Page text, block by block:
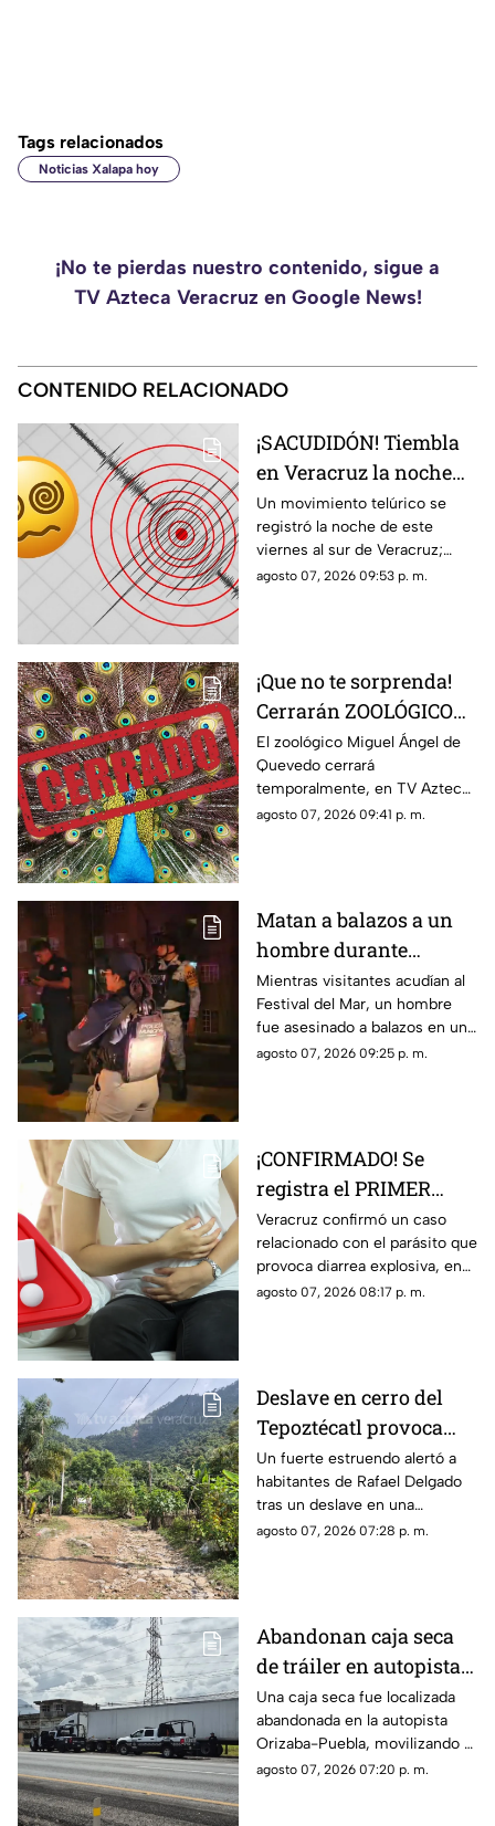
Tags relacionados
Noticias Xalapa hoy
¡No te pierdas nuestro contenido, sigue a
TV Azteca Veracruz en Google News!
CONTENIDO RELACIONADO
¡SACUDIDÓN! Tiembla
en Veracruz la noche
de HOY viernes 7 de
agosto del 2026; ¿cuál
fue la magnitud y
epicentro?
Un movimiento telúrico se
registró la noche de este
viernes al sur de Veracruz;
habitantes de la zona pudieron
agosto 07, 2026 09:53 p. m.
¡Que no te sorprenda!
Cerrarán ZOOLÓGICO
en Veracruz; ¿será
definitivo?
El zoológico Miguel Ángel de
Quevedo cerrará
temporalmente, en TV Azteca
Veracruz te contamos los
agosto 07, 2026 09:41 p. m.
Matan a balazos a un
hombre durante
inauguración del
Festival del Mar en
Coatzacoalcos
Mientras visitantes acudían al
Festival del Mar, un hombre
fue asesinado a balazos en una
colonia de Coatzacoalcos, en
agosto 07, 2026 09:25 p. m.
¡CONFIRMADO! Se
registra el PRIMER
CASO de ‘diarrea
explosiva’ en Veracruz;
esto sabemos
Veracruz confirmó un caso
relacionado con el parásito que
provoca diarrea explosiva, en
TV Azteca Veracruz te
agosto 07, 2026 08:17 p. m.
Deslave en cerro del
Tepoztécatl provoca
estruendo y preocupa a
familias; ¿hay heridos?
Un fuerte estruendo alertó a
habitantes de Rafael Delgado
tras un deslave en una
montaña, mientras familias
agosto 07, 2026 07:28 p. m.
Abandonan caja seca
de tráiler en autopista
de Veracruz; esto
sabemos
Una caja seca fue localizada
abandonada en la autopista
Orizaba-Puebla, movilizando a
corporaciones de seguridad
agosto 07, 2026 07:20 p. m.